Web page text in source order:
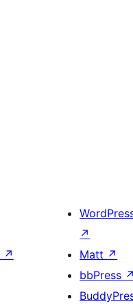
↗
↗
Matt ↗
bbPress ↗